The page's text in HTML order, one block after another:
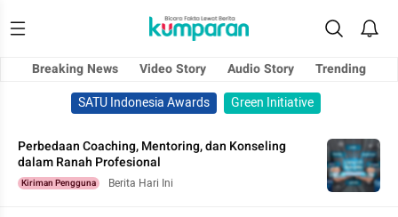
Breaking News Video Story Audio Story
Trending
SATU Indonesia Awards
Green Initiative
Perbedaan Coaching, Mentoring, dan Konseling
dalam Ranah Profesional
Kiriman Pengguna Berita Hari Ini